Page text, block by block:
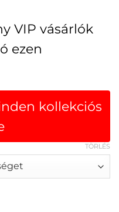
VIP vásárlók
ezen
kollekciós
TÖRLÉS
mennyiség